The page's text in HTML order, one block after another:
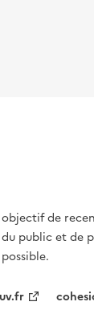
de
public et de